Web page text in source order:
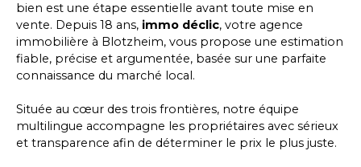
bien est une étape essentielle avant toute mise en
vente. Depuis 18 ans, immo déclic, votre agence
immobilière à Blotzheim, vous propose une estimation
fiable, précise et argumentée, basée sur une parfaite
connaissance du marché local.
Située au cœur des trois frontières, notre équipe
multilingue accompagne les propriétaires avec sérieux
et transparence afin de déterminer le prix le plus juste.